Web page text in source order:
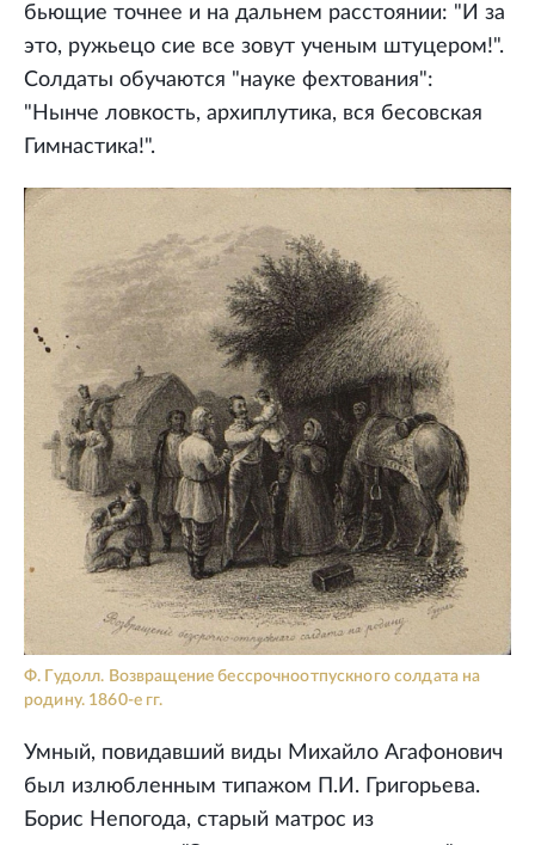
бьющие точнее и на дальнем расстоянии: "И за
это, ружьецо сие все зовут ученым штуцером!".
Солдаты обучаются "науке фехтования":
"Нынче ловкость, архиплутика, вся бесовская
Гимнастика!".
Ф. Гудолл. Возвращение бессрочноотпускного солдата на
родину. 1860-е гг.
Умный, повидавший виды Михайло Агафонович
был излюбленным типажом П.И. Григорьева.
Борис Непогода, старый матрос из